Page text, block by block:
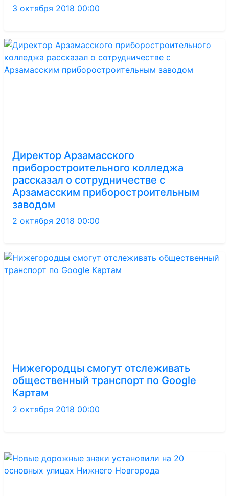
3 октября 2018 00:00
Директор Арзамасского
приборостроительного колледжа
рассказал о сотрудничестве с
Арзамасским приборостроительным
заводом
2 октября 2018 00:00
Нижегородцы смогут отслеживать
общественный транспорт по Google
Картам
2 октября 2018 00:00